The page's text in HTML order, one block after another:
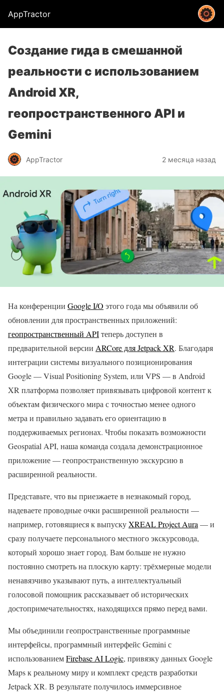
AppTractor
Создание гида в смешанной
реальности с использованием
Android XR,
геопространственного API и
Gemini
AppTractor 2 месяца назад
На конференции Google I/O этого года мы объявили об
обновлении для пространственных приложений:
геопространственный APIтеперь доступен в
предварительной версии ARCore для Jetpack XR. Благодаря
интеграции системы визуального позиционирования
Google — Visual Positioning System, или VPS — в Android
XR платформа позволяет привязывать цифровой контент к
объектам физического мира с точностью менее одного
метра и правильно задавать его ориентацию в
поддерживаемых регионах. Чтобы показать возможности
Geospatial API, наша команда создала демонстрационное
приложение — геопространственную экскурсию в
расширенной реальности.
Представьте, что вы приезжаете в незнакомый город,
надеваете проводные очки расширенной реальности —
например, готовящиеся к выпускуXREAL Project Aura — и
сразу получаете персонального местного экскурсовода,
который хорошо знает город. Вам больше не нужно
постоянно смотреть на плоскую карту: трёхмерные модели
ненавязчиво указывают путь, а интеллектуальный
голосовой помощник рассказывает об исторических
достопримечательностях, находящихся прямо перед вами.
Мы объединили геопространственные программные
интерфейсы, программный интерфейс Gemini с
использованиемFirebase AI Logic, привязку данных Google
Maps к реальному миру и комплект средств разработки
Jetpack XR. В результате получилось иммерсивное